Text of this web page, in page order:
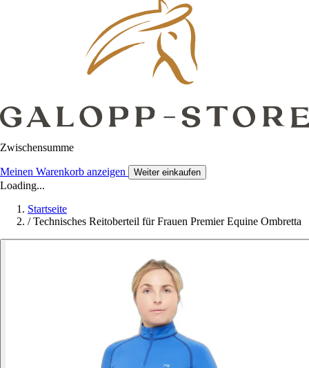
Zwischensumme
Meinen Warenkorb anzeigen Weiter einkaufen
Loading...
Startseite
/ Technisches Reitoberteil für Frauen Premier Equine Ombretta